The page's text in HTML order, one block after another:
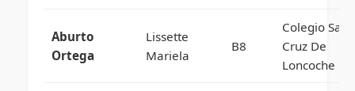
Aburto
Ortega
Lissette
Mariela
B8
Colegio
Cruz De
Loncoche